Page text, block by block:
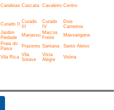
Candeias Cascata Cavaleiro Centro
Curado II
Curado
Curado
IV
Dois
Carneiros
Jardim
Piedade
Manassu Marcos
Freire
Massangana
Praia do
Paiva
Prazeres Santana Santo Aleixo
Vila Rica Vila
Sotave
Vista
Alegre
Vitória